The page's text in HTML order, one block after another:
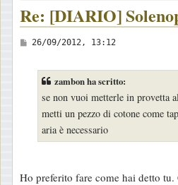
o
Re: [DIARIO]
M
o
26/09/2012, 13:12
zambon ha scritto:
se non vuoi metterle in provetta
metti un pezzo di cotone come
aria è necessario
Ho preferito fare come hai detto